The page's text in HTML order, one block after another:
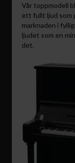
Vår toppmodell
ett fullt ljud som
marknaden i
ljudet som en
det.